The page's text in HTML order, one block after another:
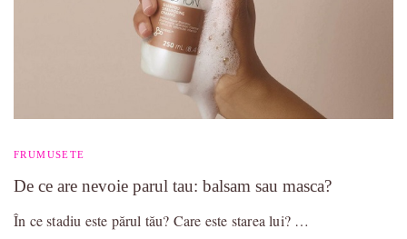
FRUMUSETE
De ce are nevoie parul tau: balsam sau masca?
În ce stadiu este părul tău? Care este starea lui? …